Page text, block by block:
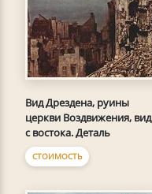
Вид Дрездена, руины
церкви Воздвижения, вид
с востока. Деталь
СТОИМОСТЬ